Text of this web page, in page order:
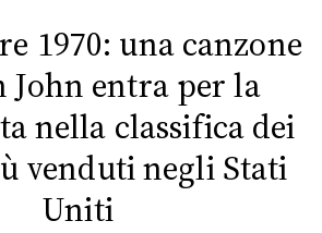
1970: una canzone
John entra per la
nella classifica dei
venduti negli Stati
Uniti